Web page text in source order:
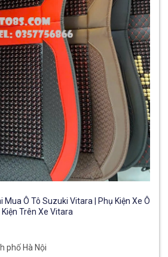
Mua Ô Tô Suzuki Vitara | Phụ Kiện Xe Ô
Trên Xe Vitara
phố Hà Nội